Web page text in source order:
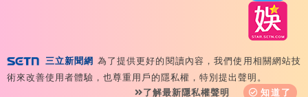
Copyright ©2026 Sanlih E-Television All Rights
Reserved 版權所有 盜用必究 台北市內湖區舊宗路一段159
三立新聞網 為了提供更好的閱讀內容，我們使用相關網站技
術來改善使用者體驗，也尊重用戶的隱私權，特別提出聲明。
了解最新隱私權聲明
知道了